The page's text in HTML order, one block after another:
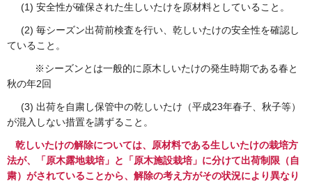
(1) 安全性が確保された生しいたけを原材料としていること。
(2) 毎シーズン出荷前検査を行い、乾しいたけの安全性を確認し
ていること。
※シーズンとは一般的に原木しいたけの発生時期である春と
秋の年2回
(3) 出荷を自粛し保管中の乾しいたけ（平成23年春子、秋子等）
が混入しない措置を講ずること。
乾しいたけの解除については、原材料である生しいたけの栽培方
法が、「原木露地栽培」と「原木施設栽培」に分けて出荷制限（自
粛）がされていることから、解除の考え方がその状況により異なり